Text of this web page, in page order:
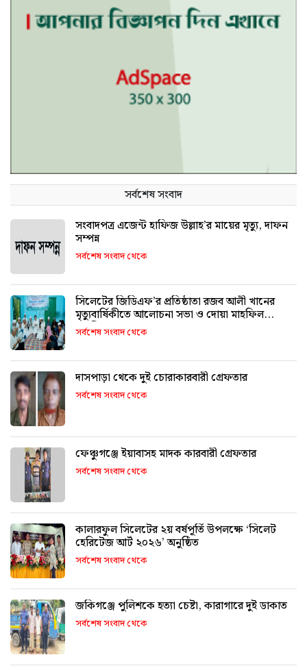
সর্বশেষ সংবাদ
সংবাদপত্র এজেন্ট হাফিজ উল্লাহ’র মায়ের মৃত্যু, দাফন
সম্পন্ন
সর্বশেষ সংবাদ থেকে
সিলেটের জিডিএফ’র প্রতিষ্ঠাতা রজব আলী খানের
মৃত্যুবার্ষিকীতে আলোচনা সভা ও দোয়া মাহফিল
অনুষ্ঠিত
সর্বশেষ সংবাদ থেকে
দাসপাড়া থেকে দুই চোরাকারবারী গ্রেফতার
সর্বশেষ সংবাদ থেকে
ফেঞ্চুগঞ্জে ইয়াবাসহ মাদক কারবারী গ্রেফতার
সর্বশেষ সংবাদ থেকে
কালারফুল সিলেটের ২য় বর্ষপূর্তি উপলক্ষে ‘সিলেট
হেরিটেজ আর্ট ২০২৬’ অনুষ্ঠিত
সর্বশেষ সংবাদ থেকে
জকিগঞ্জে পুলিশকে হত্যা চেষ্টা, কারাগারে দুই ডাকাত
সর্বশেষ সংবাদ থেকে